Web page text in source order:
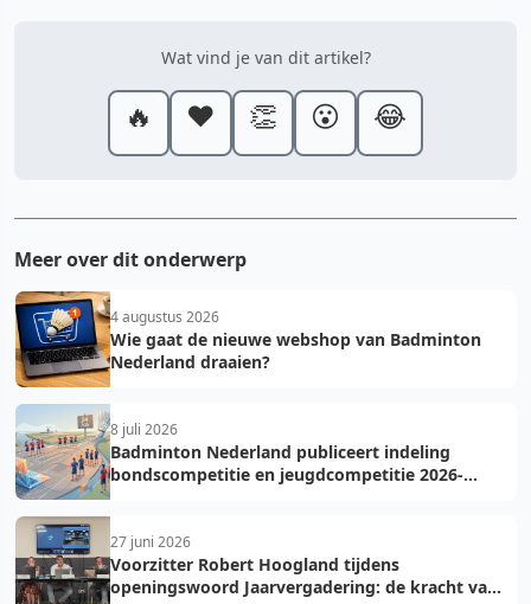
Wat vind je van dit artikel?
🔥 ❤️ 👏 😮 😂
Meer over dit onderwerp
4 augustus 2026
Wie gaat de nieuwe webshop van Badminton
Nederland draaien?
8 juli 2026
Badminton Nederland publiceert indeling
bondscompetitie en jeugdcompetitie 2026-
27 juni 2026
Voorzitter Robert Hoogland tijdens
openingswoord Jaarvergadering: de kracht van